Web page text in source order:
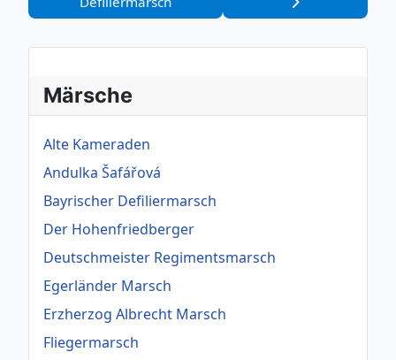
Märsche
Alte Kameraden
Andulka Šafářová
Bayrischer Defiliermarsch
Der Hohenfriedberger
Deutschmeister Regimentsmarsch
Egerländer Marsch
Erzherzog Albrecht Marsch
Fliegermarsch